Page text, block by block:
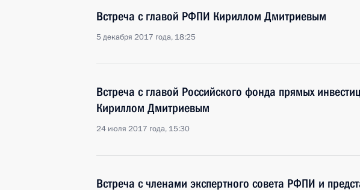
Встреча с главой РФПИ Кириллом Дмитриевым
5 декабря 2017 года, 18:25
Встреча с главой Российского фонда прямых
Кириллом Дмитриевым
24 июля 2017 года, 15:30
Встреча с членами экспертного совета РФПИ и